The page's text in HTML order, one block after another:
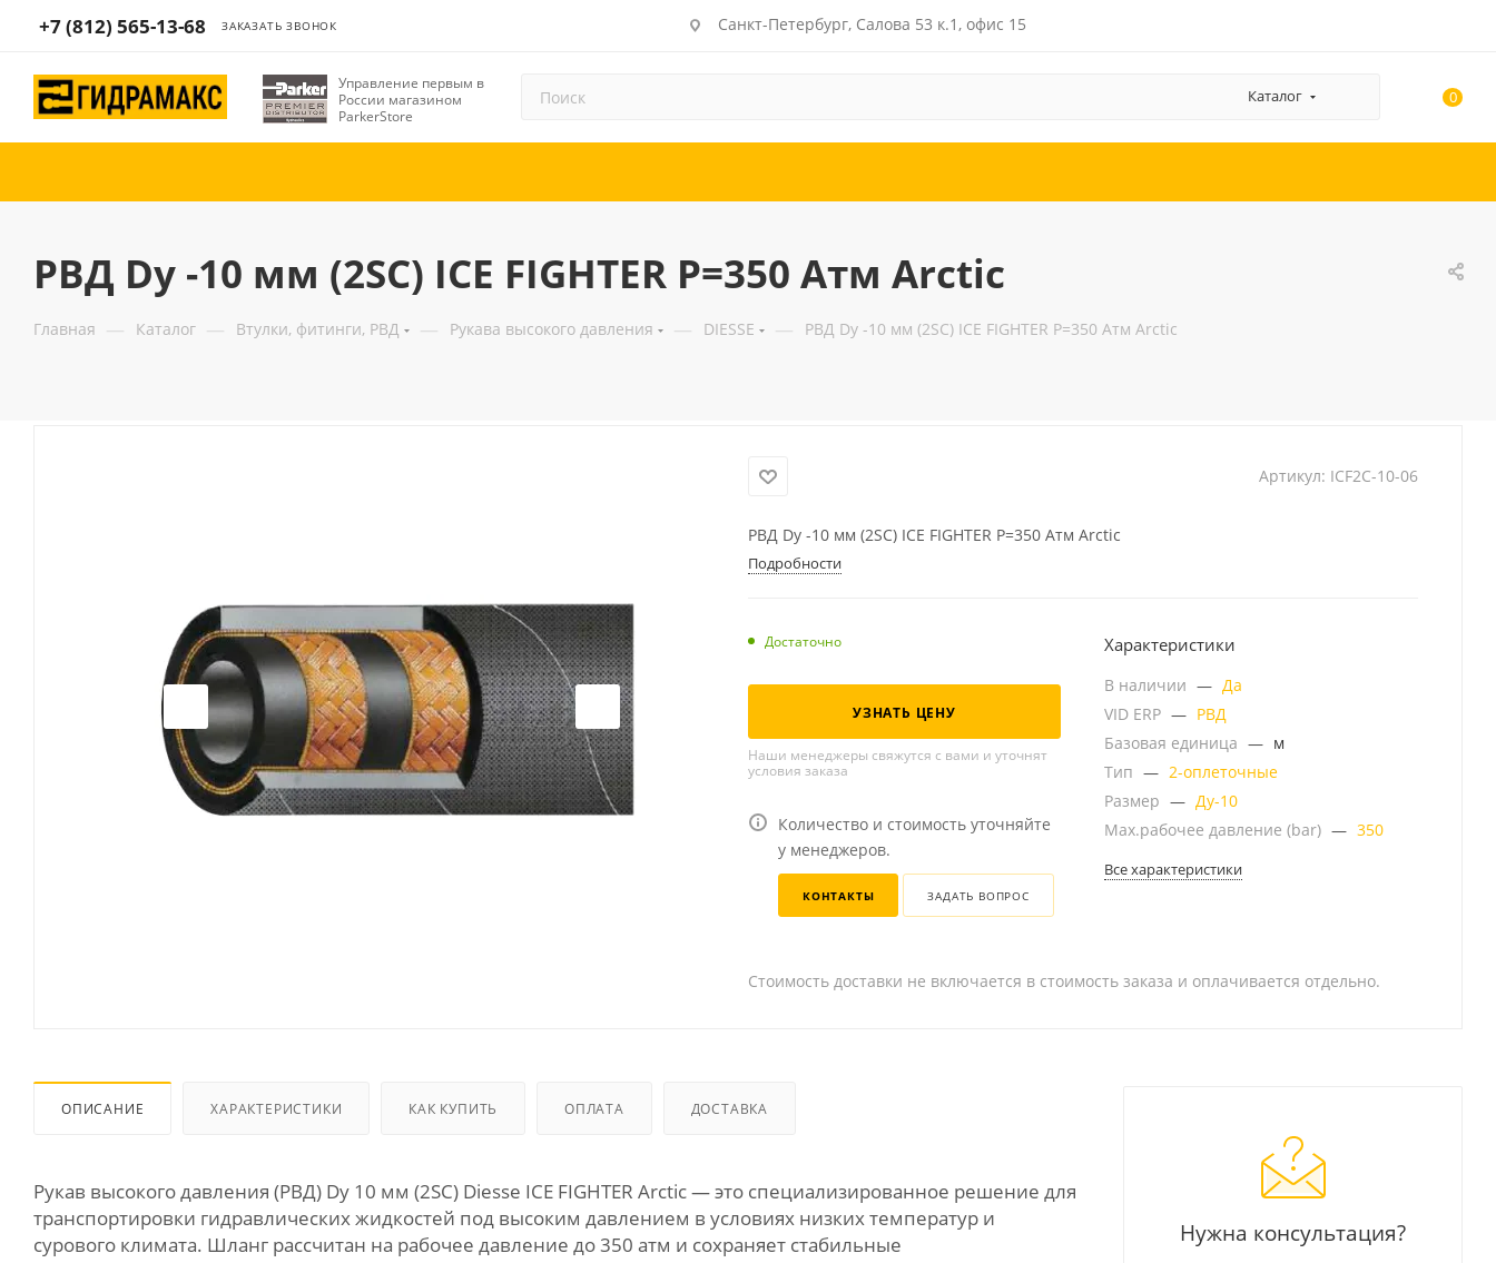
+7 (812) 565-13-68 ЗАКАЗАТЬ ЗВОНОК Санкт-Петербург, Салова 53 к.1, офис 15
Управление первым в
России магазином
ParkerStore
Каталог 0
РВД Dу -10 мм (2SC) ICE FIGHTER Р=350 Атм Arctic
Главная — Каталог — Втулки, фитинги, РВД — Рукава высокого давления — DIESSE — РВД Dу -10 мм (2SC) ICE FIGHTER Р=350 Атм Arctic
Артикул: ICF2C-10-06
РВД Dу -10 мм (2SC) ICE FIGHTER Р=350 Атм Arctic
Подробности
Достаточно
УЗНАТЬ ЦЕНУ
Наши менеджеры свяжутся с вами и уточнят
условия заказа
Количество и стоимость уточняйте
у менеджеров.
КОНТАКТЫ ЗАДАТЬ ВОПРОС
Характеристики
В наличии — Да
VID ERP — РВД
Базовая единица — м
Тип — 2-оплеточные
Размер — Ду-10
Мах.рабочее давление (bar) — 350
Все характеристики
Стоимость доставки не включается в стоимость заказа и оплачивается отдельно.
ОПИСАНИЕ ХАРАКТЕРИСТИКИ КАК КУПИТЬ ОПЛАТА ДОСТАВКА
Рукав высокого давления (РВД) Dу 10 мм (2SC) Diesse ICE FIGHTER Arctic — это специализированное решение для
транспортировки гидравлических жидкостей под высоким давлением в условиях низких температур и
сурового климата. Шланг рассчитан на рабочее давление до 350 атм и сохраняет стабильные
Нужна консультация?